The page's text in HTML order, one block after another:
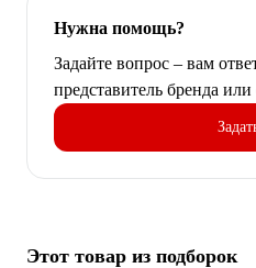
Нужна помощь?
Задайте вопрос – вам
представитель бренда
Этот товар из подборок